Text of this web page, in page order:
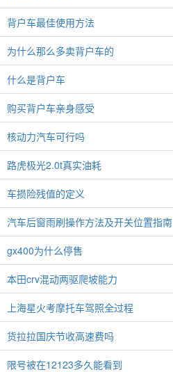
背户车最佳使用方法
为什么那么多卖背户车的
什么是背户车
购买背户车亲身感受
核动力汽车可行吗
路虎极光2.0t真实油耗
车损险残值的定义
汽车后窗雨刷操作方法及开关位置指南
gx400为什么停售
本田crv混动两驱爬坡能力
上海星火考摩托车驾照全过程
货拉拉国庆节收高速费吗
限号被在12123多久能看到